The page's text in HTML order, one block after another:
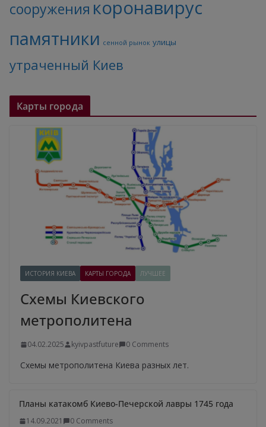
сооружения коронавирус
памятники сенной рынок улицы
утраченный Киев
Карты города
ИСТОРИЯ КИЕВА КАРТЫ ГОРОДА ЛУЧШЕЕ
Схемы Киевского
метрополитена
04.02.2025 kyivpastfuture 0 Comments
Схемы метрополитена Киева разных лет.
Планы катакомб Киево-Печерской лавры 1745 года
14.09.2021 0 Comments